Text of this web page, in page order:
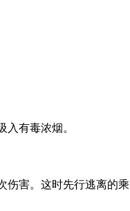
有毒浓烟。
害。这时先行逃离的